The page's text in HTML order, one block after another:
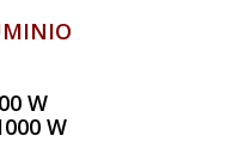
W
W